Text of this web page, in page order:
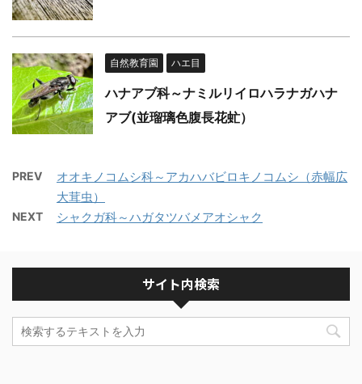
自然教育園 ハエ目
ハナアブ科～ナミルリイロハラナガハナ
アブ(並瑠璃色腹長花虻）
PREV
オオキノコムシ科～アカハバビロキノコムシ（赤幅広
大茸虫）
NEXT シャクガ科～ハガタツバメアオシャク
サイト内検索